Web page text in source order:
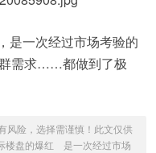
是一次经过市场考验的
需求……都做到了极
风险，选择需谨慎！此文仅供
楼盘的爆红 是一次经过市场